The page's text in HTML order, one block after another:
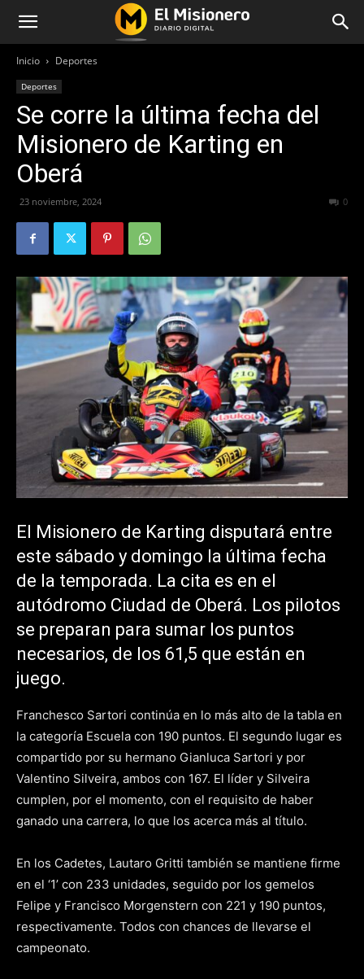
Inicio Deportes
Deportes
Se corre la última fecha del
Misionero de Karting en
Oberá
23 noviembre, 2024 0
El Misionero de Karting disputará entre
este sábado y domingo la última fecha
de la temporada. La cita es en el
autódromo Ciudad de Oberá. Los pilotos
se preparan para sumar los puntos
necesarios, de los 61,5 que están en
juego.
Franchesco Sartori continúa en lo más alto de la tabla en
la categoría Escuela con 190 puntos. El segundo lugar es
compartido por su hermano Gianluca Sartori y por
Valentino Silveira, ambos con 167. El líder y Silveira
cumplen, por el momento, con el requisito de haber
ganado una carrera, lo que los acerca más al título.
En los Cadetes, Lautaro Gritti también se mantiene firme
en el ‘1’ con 233 unidades, seguido por los gemelos
Felipe y Francisco Morgenstern con 221 y 190 puntos,
respectivamente. Todos con chances de llevarse el
campeonato.